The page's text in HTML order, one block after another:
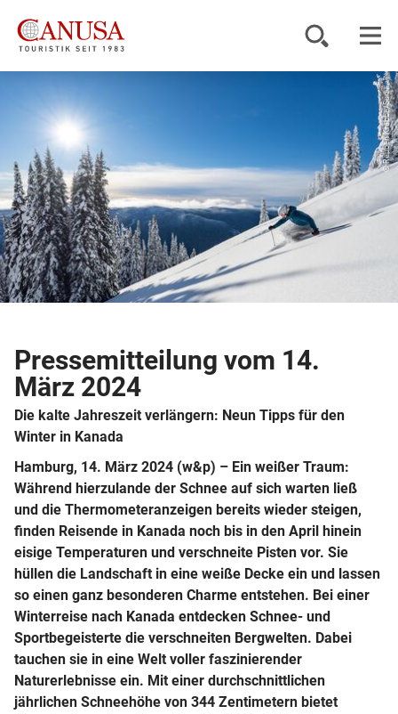
Reiseziele
Reisearten
Inspiration
Service
© Reuben Krabbe/Sun ...
Pressemitteilung vom 14.
März 2024
Die kalte Jahreszeit verlängern: Neun Tipps für den
Winter in Kanada
Hamburg, 14. März 2024 (w&p) – Ein weißer Traum:
Während hierzulande der Schnee auf sich warten ließ
und die Thermometeranzeigen bereits wieder steigen,
finden Reisende in Kanada noch bis in den April hinein
eisige Temperaturen und verschneite Pisten vor. Sie
hüllen die Landschaft in eine weiße Decke ein und lassen
so einen ganz besonderen Charme entstehen. Bei einer
Winterreise nach Kanada entdecken Schnee- und
Sportbegeisterte die verschneiten Bergwelten. Dabei
tauchen sie in eine Welt voller faszinierender
Naturerlebnisse ein. Mit einer durchschnittlichen
jährlichen Schneehöhe von 344 Zentimetern bietet